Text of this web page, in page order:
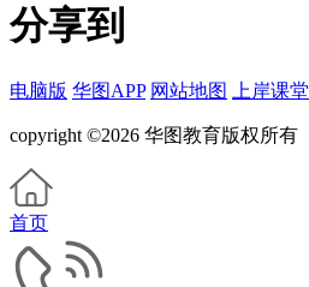
分享到
电脑版 华图APP 网站地图 上岸课堂
copyright ©2026 华图教育版权所有
首页